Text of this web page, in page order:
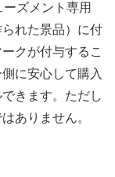
ズメント専用
れた景品）に付
クが付与するこ
に安心して購入
きます。ただし
ありません。